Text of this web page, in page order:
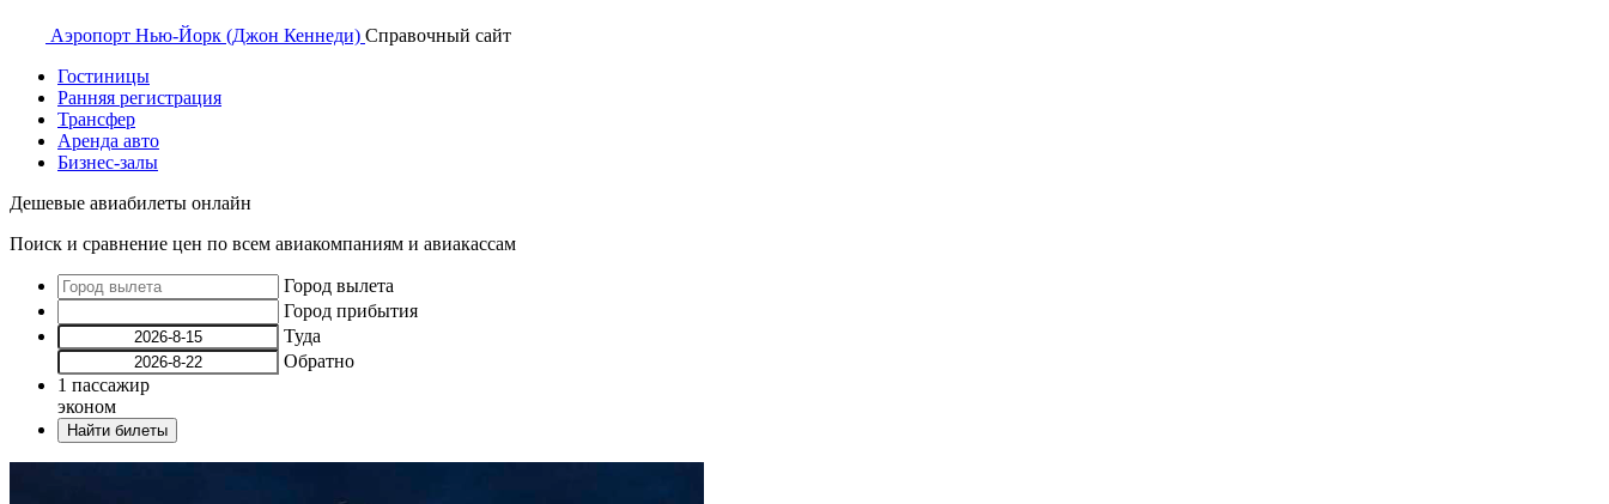
Аэропорт Нью-Йорк (Джон Кеннеди) Справочный сайт
Гостиницы
Ранняя регистрация
Трансфер
Аренда авто
Бизнес-залы
Дешевые авиабилеты онлайн
Поиск и сравнение цен по всем авиакомпаниям и авиакассам
Город вылета
Город прибытия
Туда
Обратно
1 пассажир
эконом
Найти билеты